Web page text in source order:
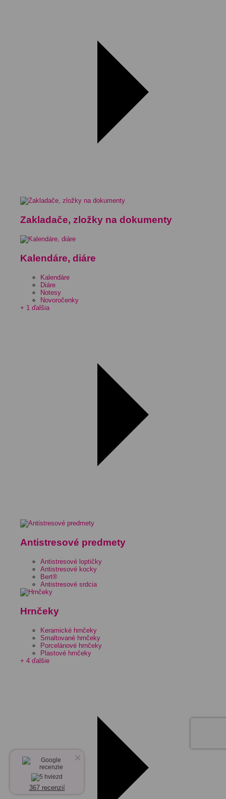
Zakladače, zložky na dokumenty
Kalendáre, diáre
Kalendáre
Diáre
Notesy
Novoročenky
+ 1 ďalšia
Antistresové predmety
Antistresové loptičky
Antistresové kocky
Bert®
Antistresové srdcia
Hrnčeky
Keramické hrnčeky
Smaltované hrnčeky
Porcelánové hrnčeky
Plastové hrnčeky
+ 4 ďalšie
×
367 recenzií